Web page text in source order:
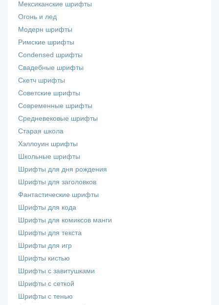
Мексиканские шрифты
Огонь и лед
Модерн шрифты
Римские шрифты
Сondensed шрифты
Свадебные шрифты
Скетч шрифты
Советские шрифты
Современные шрифты
Средневековые шрифты
Старая школа
Хэллоуин шрифты
Школьные шрифты
Шрифты для дня рождения
Шрифты для заголовков
Фантастические шрифты
Шрифты для кода
Шрифты для комиксов манги
Шрифты для текста
Шрифты для игр
Шрифты кистью
Шрифты с завитушками
Шрифты с сеткой
Шрифты с тенью